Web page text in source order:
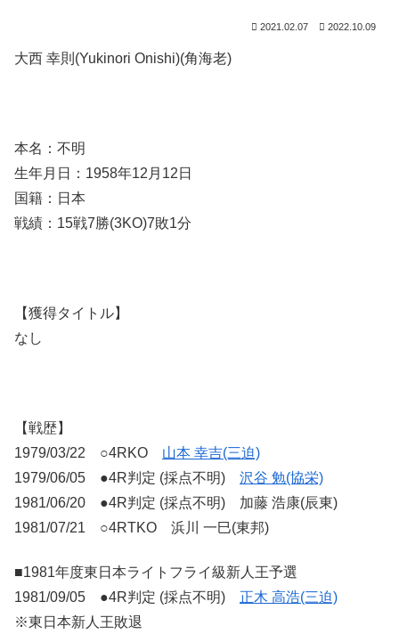
2021.02.07 2022.10.09
大西 幸則(Yukinori Onishi)(角海老)
本名：不明
生年月日：1958年12月12日
国籍：日本
戦績：15戦7勝(3KO)7敗1分
【獲得タイトル】
なし
【戦歴】
1979/03/22 ○4RKO 山本 幸吉(三迫)
1979/06/05 ●4R判定 (採点不明) 沢谷 勉(協栄)
1981/06/20 ●4R判定 (採点不明) 加藤 浩康(辰東)
1981/07/21 ○4RTKO 浜川 一巳(東邦)
■1981年度東日本ライトフライ級新人王予選
1981/09/05 ●4R判定 (採点不明) 正木 高浩(三迫)
※東日本新人王敗退